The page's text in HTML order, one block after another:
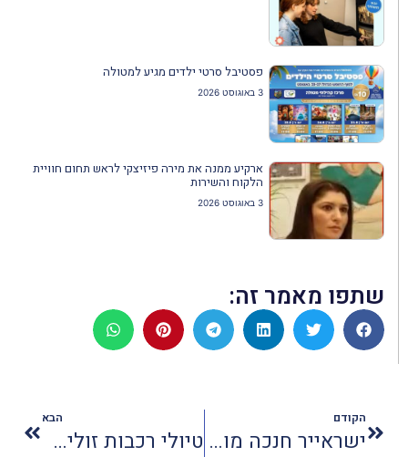
פסטיבל סרטי ילדים מגיע למטולה
3 באוגוסט 2026
ארקיע ממנה את מירה פיזיצקי לראש תחום חוויית
הלקוח והשירות
3 באוגוסט 2026
שתפו מאמר זה:
הקודם
ישראייר חנכה מוקד שירות בשדרות
הבא
טיולי רכבות זולים בגורדון טורס